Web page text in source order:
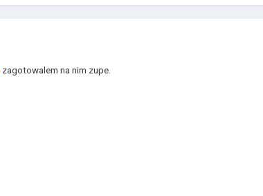
zagotowalem na nim zupe.